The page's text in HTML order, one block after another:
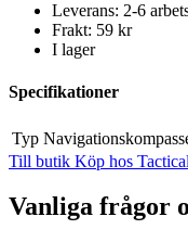
Leverans: 2-6
Frakt: 59 kr
I lager
Specifikationer
Typ
Till butik Köp hos
Vanliga frågor